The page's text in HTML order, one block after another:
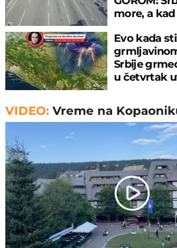
more, a
Evo kada
Srbije
u četvrtak
VIDEO:Vreme na
Play
Video